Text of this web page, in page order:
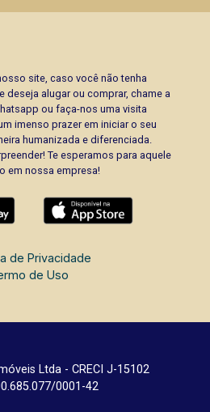
site, caso você não tenha
deseja alugar ou comprar, chame a
ou faça-nos uma visita
imenso prazer em iniciar o seu
humanizada e diferenciada.
Te esperamos para aquele
em nossa empresa!
de Privacidade
de Uso
Ltda - CRECI J-15102
0001-42